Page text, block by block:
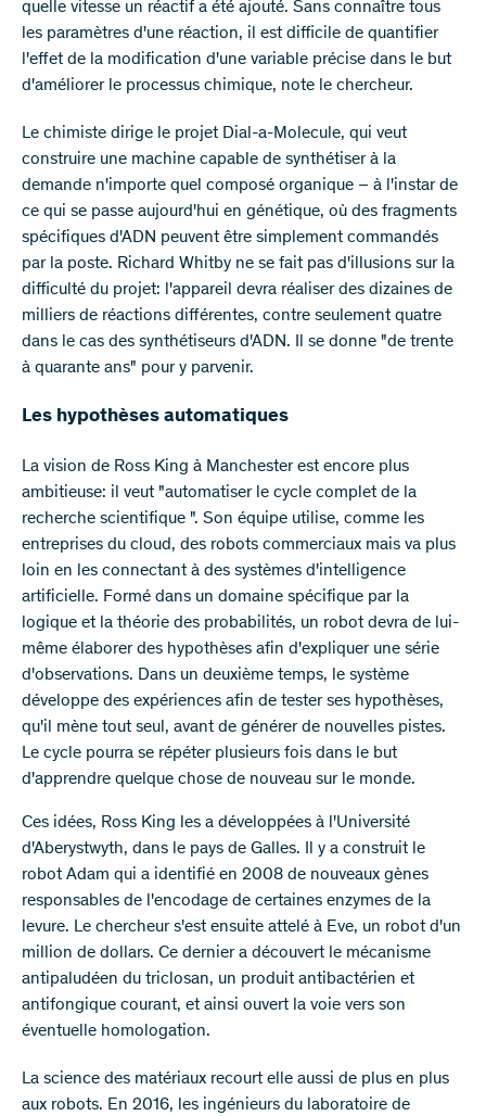
quelle vitesse un réactif a été ajouté. Sans connaître tous
les paramètres d'une réaction, il est difficile de quantifier
l'effet de la modification d'une variable précise dans le but
d'améliorer le processus chimique, note le chercheur.
Le chimiste dirige le projet Dial-a-Molecule, qui veut
construire une machine capable de synthétiser à la
demande n'importe quel composé organique – à l'instar de
ce qui se passe aujourd'hui en génétique, où des fragments
spécifiques d'ADN peuvent être simplement commandés
par la poste. Richard Whitby ne se fait pas d'illusions sur la
difficulté du projet: l'appareil devra réaliser des dizaines de
milliers de réactions différentes, contre seulement quatre
dans le cas des synthétiseurs d'ADN. Il se donne "de trente
à quarante ans" pour y parvenir.
Les hypothèses automatiques
La vision de Ross King à Manchester est encore plus
ambitieuse: il veut "automatiser le cycle complet de la
recherche scientifique ". Son équipe utilise, comme les
entreprises du cloud, des robots commerciaux mais va plus
loin en les connectant à des systèmes d'intelligence
artificielle. Formé dans un domaine spécifique par la
logique et la théorie des probabilités, un robot devra de lui-
même élaborer des hypothèses afin d'expliquer une série
d'observations. Dans un deuxième temps, le système
développe des expériences afin de tester ses hypothèses,
qu'il mène tout seul, avant de générer de nouvelles pistes.
Le cycle pourra se répéter plusieurs fois dans le but
d'apprendre quelque chose de nouveau sur le monde.
Ces idées, Ross King les a développées à l'Université
d'Aberystwyth, dans le pays de Galles. Il y a construit le
robot Adam qui a identifié en 2008 de nouveaux gènes
responsables de l'encodage de certaines enzymes de la
levure. Le chercheur s'est ensuite attelé à Eve, un robot d'un
million de dollars. Ce dernier a découvert le mécanisme
antipaludéen du triclosan, un produit antibactérien et
antifongique courant, et ainsi ouvert la voie vers son
éventuelle homologation.
La science des matériaux recourt elle aussi de plus en plus
aux robots. En 2016, les ingénieurs du laboratoire de